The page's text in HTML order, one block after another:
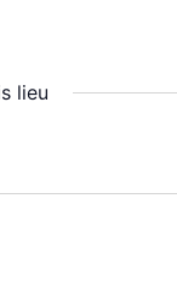
lieu